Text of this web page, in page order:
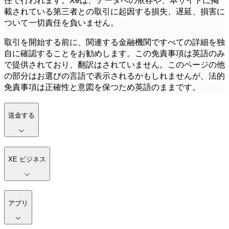
載されている第三者との取引に起因する損失、遅延、損害に
ついて一切責任を負いません。
取引を開始する前に、関連する金融機関ですべての詳細を独
自に確認することをお勧めします。この免責事項は英語のみ
で提供されており、翻訳はされていません。このページの他
の部分はお選びの言語で表示されるかもしれませんが、法的
免責事項は正確性と意図を保つため英語のままです。
送金する
XE ビジネス
アプリ